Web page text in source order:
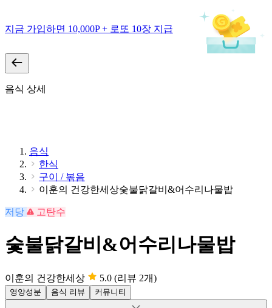
지금 가입하면 10,000P + 로또 10장 지급
음식 상세
음식
한식
구이 / 볶음
이훈의 건강한세상숯불닭갈비&어수리나물밥
저당 고탄수
숯불닭갈비&어수리나물밥
이훈의 건강한세상 5.0 (리뷰 2개)
영양성분 음식 리뷰 커뮤니티